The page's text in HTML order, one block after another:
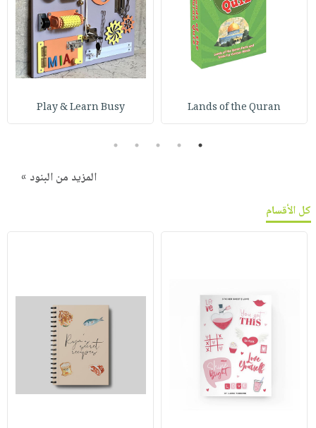
Lands of the Quran
Play & Learn Busy
1
2
3
4
5
المزيد من البنود »
كل الأقسام